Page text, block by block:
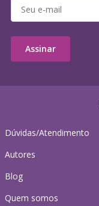
Dúvidas/Atendimento
Autores
Blog
Quem somos
Assinar